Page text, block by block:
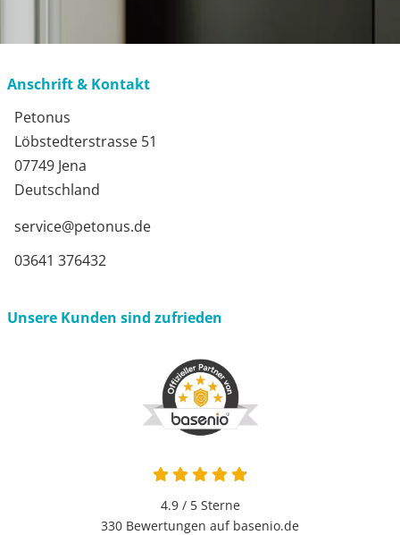
Anschrift & Kontakt
Petonus
Löbstedterstrasse 51
07749 Jena
Deutschland
service@petonus.de
03641 376432
Unsere Kunden sind zufrieden
4.9 von 5
4.9 / 5Sterne
330 Bewertungen auf basenio.de